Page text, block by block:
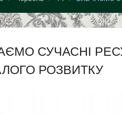
СУЧАСНІ
РОЗВИТКУ